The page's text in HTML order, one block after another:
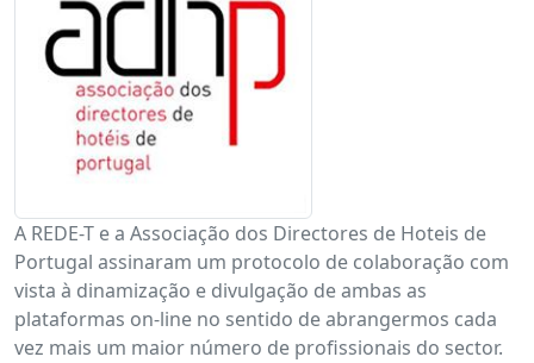
A REDE-T e a Associação dos Directores de Hoteis de
Portugal assinaram um protocolo de colaboração com
vista à dinamização e divulgação de ambas as
plataformas on-line no sentido de abrangermos cada
vez mais um maior número de profissionais do sector.